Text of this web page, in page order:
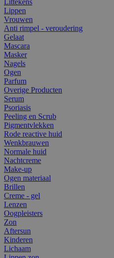
Lippen
Vrouwen
Anti rimpel - veroudering
Gelaat
Mascara
Masker
Nagels
Ogen
Parfum
Overige Producten
Serum
Psoriasis
Peeling en Scrub
Pigmentvlekken
Rode reactive huid
Wenkbrauwen
Normale huid
Nachtcreme
Make-up
Ogen materiaal
Brillen
Creme - gel
Lenzen
Oogpleisters
Zon
Aftersun
Kinderen
Lichaam